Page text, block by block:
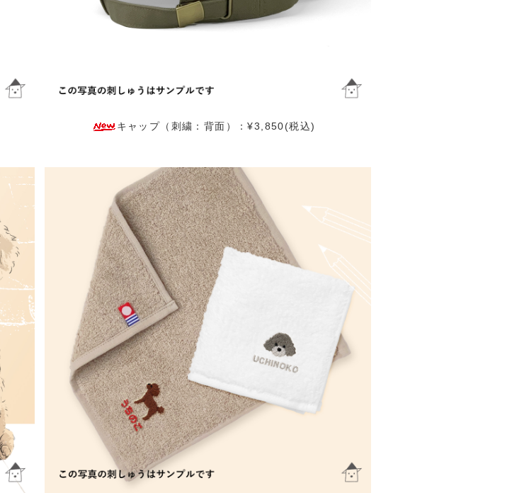
キャップ（刺繍：背面）：¥3,850(税込)